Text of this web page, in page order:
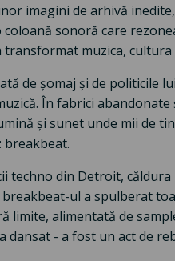
imagini de arhivă
sonoră care
muzica,
de șomaj și de politicile
În fabrici
și sunet unde mii de
breakbeat.
techno din Detroit, căldura
ul a spulberat
limite, alimentată de
dansat - a fost un act de